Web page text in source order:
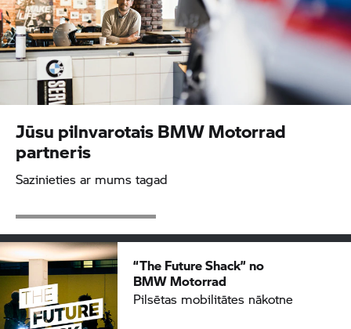
Jūsu pilnvarotaisBMW Motorrad
partneris
Sazinieties ar mums tagad
“The Future Shack” no
BMW Motorrad
Pilsētas mobilitātes nākotne